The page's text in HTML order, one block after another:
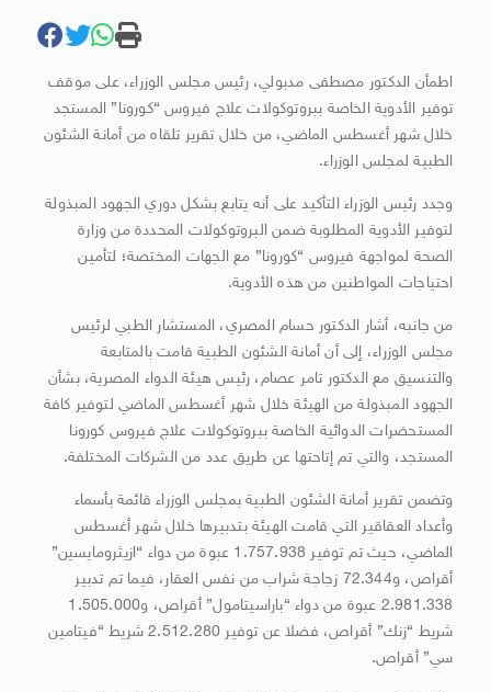
اطمأن الدكتور مصطفى مدبولي، رئيس مجلس الوزراء، على موقف
توفير الأدوية الخاصة ببروتوكولات علاج فيروس “كورونا” المستجد
خلال شهر أغسطس الماضي، من خلال تقرير تلقاه من أمانة الشئون
الطبية لمجلس الوزراء.
وجدد رئيس الوزراء التأكيد على أنه يتابع بشكل دوري الجهود المبذولة
لتوفير الأدوية المطلوبة ضمن البروتوكولات المحددة من وزارة
الصحة لمواجهة فيروس “كورونا” مع الجهات المختصة؛ لتأمين
احتياجات المواطنين من هذه الأدوية.
من جانبه، أشار الدكتور حسام المصري، المستشار الطبي لرئيس
مجلس الوزراء، إلى أن أمانة الشئون الطبية قامت بالمتابعة
والتنسيق مع الدكتور تامر عصام، رئيس هيئة الدواء المصرية، بشأن
الجهود المبذولة من الهيئة خلال شهر أغسطس الماضي لتوفير كافة
المستحضرات الدوائية الخاصة ببروتوكولات علاج فيروس كورونا
المستجد، والتي تم إتاحتها عن طريق عدد من الشركات المختلفة.
وتضمن تقرير أمانة الشئون الطبية بمجلس الوزراء قائمة بأسماء
وأعداد العقاقير التي قامت الهيئة بتدبيرها خلال شهر أغسطس
الماضي، حيث تم توفير 1.757.938 عبوة من دواء “ازيثرومايسين”
أقراص، و72.344 زجاجة شراب من نفس العقار، فيما تم تدبير
2.981.338 عبوة من دواء “باراسيتامول” أقراص، و1.505.000
شريط “زنك” أقراص، فضلا عن توفير 2.512.280 شريط “فيتامين
سي” أقراص.